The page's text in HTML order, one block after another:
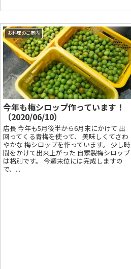
お料理のご案内
今年も梅シロップ作っています！
（2020/06/10）
店長 今年も5月後半から6月末にかけて 出
回ってくる青梅を使って、 美味しくてさわ
やかな 梅シロップを作っています。 少し時
間をかけて出来上がった 自家製梅シロップ
は格別です。 今週末位には完成しますの
で、...